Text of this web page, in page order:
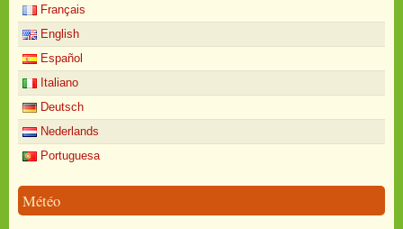
Français
English
Español
Italiano
Deutsch
Nederlands
Portuguesa
Météo